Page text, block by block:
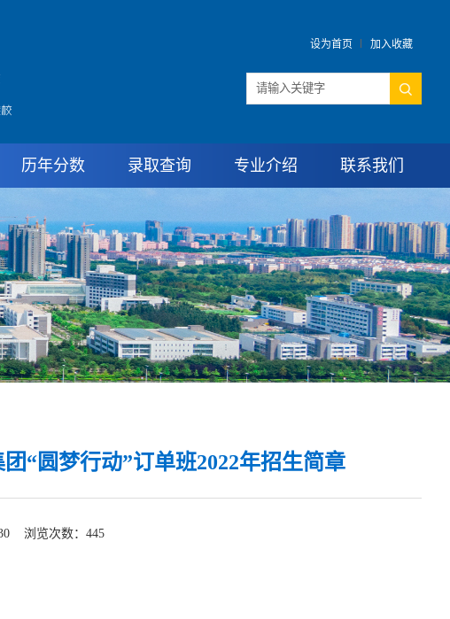
设为首页 加入收藏
历年分数 录取查询 专业介绍 联系我们
“圆梦行动”订单班2022年招生简章
浏览次数： 445